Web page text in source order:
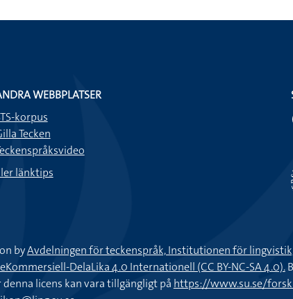
WEBBPLATSER
korpus
Tecken
länktips
byAvdelningen för teckenspråk, Institutionen för
DelaLika 4.0 Internationell (CC BY-NC-SA 4.0).
licens kan vara tillgängligt på https://www.su.se/